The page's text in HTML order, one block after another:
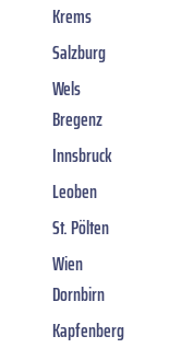
Krems
Salzburg
Wels
Bregenz
Innsbruck
Leoben
St. Pölten
Wien
Dornbirn
Kapfenberg